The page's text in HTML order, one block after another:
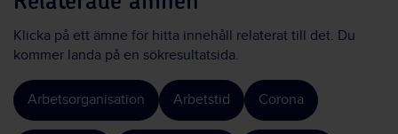
Klicka på ett ämne för hitta innehåll relaterat till det. Du
kommer landa på en sökresultatsida.
Arbetsorganisation Arbetstid Corona